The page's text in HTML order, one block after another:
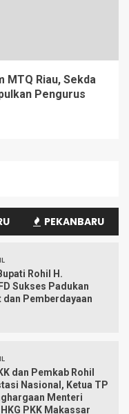
MTQ Riau, Sekda
Pengurus
PEKANBARU
Rohil H.
Sukses Padukan
dan Pemberdayaan
dan Pemkab Rohil
Nasional, Ketua TP
Menteri
PKK Makassar